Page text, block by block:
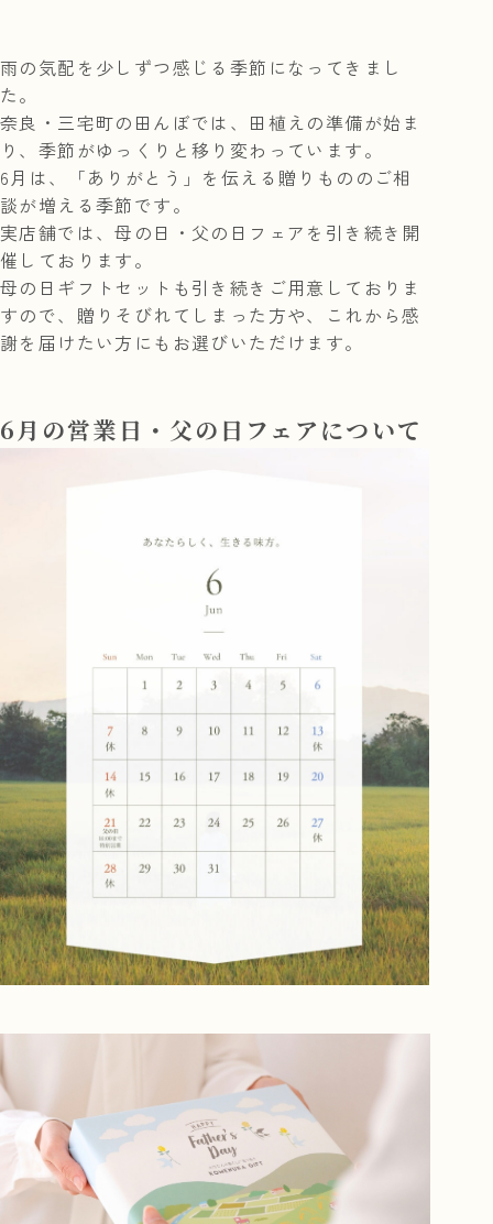
雨の気配を少しずつ感じる季節になってきまし
た。
奈良・三宅町の田んぼでは、田植えの準備が始ま
り、季節がゆっくりと移り変わっています。
6月は、「ありがとう」を伝える贈りもののご相
談が増える季節です。
実店舗では、母の日・父の日フェアを引き続き開
催しております。
母の日ギフトセットも引き続きご用意しておりま
すので、贈りそびれてしまった方や、これから感
謝を届けたい方にもお選びいただけます。
6月の営業日・父の日フェアについて